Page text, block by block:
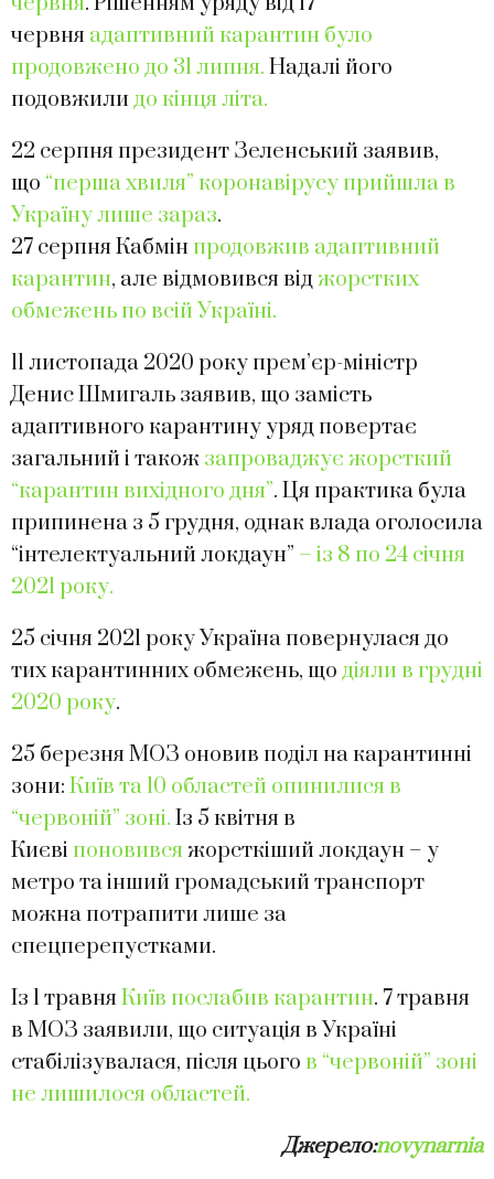
червня адаптивний карантин було
продовжено до 31 липня. Надалі його
подовжили до кінця літа.
22 серпня президент Зеленський заявив,
що “перша хвиля” коронавірусу прийшла в
Україну лише зараз.
27 серпня Кабмін продовжив адаптивний
карантин, але відмовився віджорстких
обмежень по всій Україні.
11 листопада 2020 року прем’єр-міністр
Денис Шмигаль заявив, що замість
адаптивного карантину уряд повертає
загальний і також запроваджує жорсткий
“карантин вихідного дня”. Ця практика була
припинена з 5 грудня, однак влада оголосила
“інтелектуальний локдаун” – із 8 по 24 січня
2021 року.
25 січня 2021 року Україна повернулася до
тих карантинних обмежень, що діяли в грудні
2020 року.
25 березня МОЗ оновив поділ на карантинні
зони: Київ та 10 областей опинилися в
“червоній” зоні. Із 5 квітня в
Києві поновився жорсткіший локдаун – у
метро та інший громадський транспорт
можна потрапити лише за
спецперепустками.
Із 1 травняКиїв послабив карантин. 7 травня
в МОЗ заявили, що ситуація в Україні
стабілізувалася, після цього в “червоній” зоні
не лишилося областей.
Джерело:novynarnia